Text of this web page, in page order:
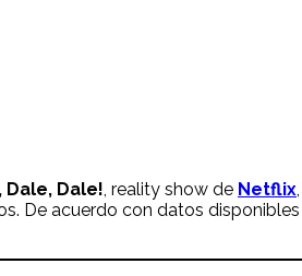
Dale, Dale! , reality show de Netflix
De acuerdo con datos disponibles